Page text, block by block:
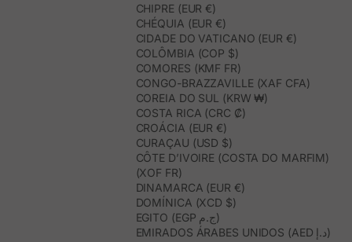
CHIPRE (EUR €)
CHÉQUIA (EUR €)
CIDADE DO VATICANO (EUR €)
COLÔMBIA (COP $)
COMORES (KMF FR)
CONGO-BRAZZAVILLE (XAF CFA)
COREIA DO SUL (KRW ₩)
COSTA RICA (CRC ₡)
CROÁCIA (EUR €)
CURAÇAU (USD $)
CÔTE D’IVOIRE (COSTA DO MARFIM)
(XOF FR)
DINAMARCA (EUR €)
DOMÍNICA (XCD $)
EGITO (EGP ج.م)
EMIRADOS ÁRABES UNIDOS (AED د.إ)